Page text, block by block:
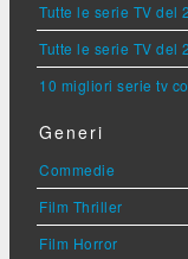
Tutte le serie TV del
Tutte le serie TV del
10 migliori serie tv
Generi
Commedie
Film Thriller
Film Horror